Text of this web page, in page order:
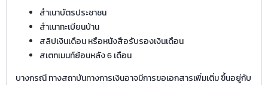
สำเนาบัตรประชาชน
สำเนาทะเบียนบ้าน
สลิปเงินเดือน หรือหนังสือรับรองเงินเดือน
สเตทเมนท์ย้อนหลัง 6 เดือน
บางกรณี ทางสถาบันทางการเงินอาจมีการขอเอกสารเพิ่มเติ่ม ขึ้นอยู่กับ